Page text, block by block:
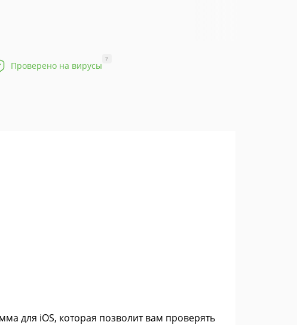
Проверено на вирусы
?
для iOS, которая позволит вам проверять